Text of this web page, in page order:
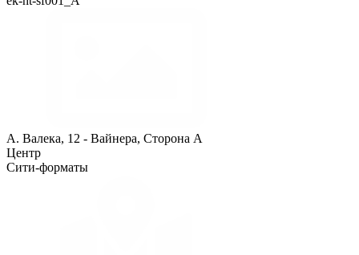
А. Валека, 12 - Вайнера, Сторона A
Центр
Сити-форматы